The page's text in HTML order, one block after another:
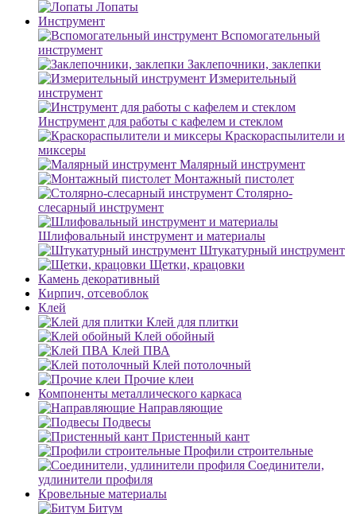
Лопаты
Инструмент
Вспомогательный
инструмент
Заклепочники, заклепки
Измерительный
инструмент
Инструмент для работы с кафелем и стеклом
Краскораспылители и
миксеры
Малярный инструмент
Монтажный пистолет
Столярно-
слесарный инструмент
Шлифовальный инструмент и материалы
Штукатурный инструмент
Щетки, крацовки
Камень декоративный
Кирпич, отсевоблок
Клей
Клей для плитки
Клей обойный
Клей ПВА
Клей потолочный
Прочие клеи
Компоненты металлического каркаса
Направляющие
Подвесы
Пристенный кант
Профили строительные
Соединители,
удлинители профиля
Кровельные материалы
Битум